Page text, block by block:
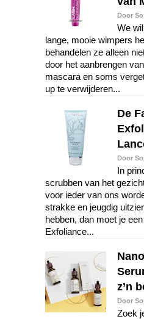
Door
We
lange, mooie wimpers
behandelen ze alleen
door het aanbrengen
mascara en soms
up te verwijderen...
De
Door
In
scrubben van het
voor ieder van ons
strakke en jeugdig
hebben, dan moet je
Exfoliance...
z’n
Door
Zoek